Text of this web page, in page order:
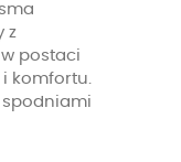
z
postaci
i komfortu.
spodniami